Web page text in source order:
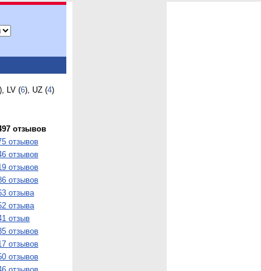
), LV (6), UZ (4)
отзывов
отзывов
отзывов
отзывов
отзывов
отзыва
отзыва
отзыв
отзывов
отзывов
отзывов